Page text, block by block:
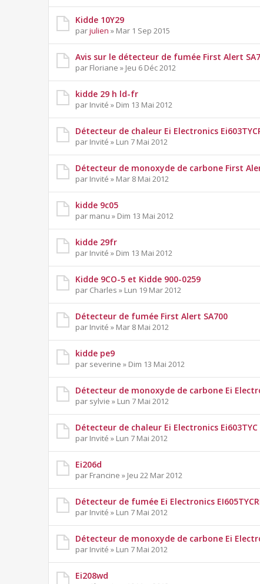
Kidde 10Y29
parjulien » Mar 1 Sep 2015
Avis sur le détecteur de fumée First Alert
par Floriane » Jeu 6 Déc 2012
kidde 29 h ld-fr
par Invité » Dim 13 Mai 2012
Détecteur de chaleur Ei Electronics
par Invité » Lun 7 Mai 2012
Détecteur de monoxyde de carbone First
par Invité » Mar 8 Mai 2012
kidde 9c05
par manu » Dim 13 Mai 2012
kidde 29fr
par Invité » Dim 13 Mai 2012
Kidde 9CO-5 et Kidde 900-0259
par Charles » Lun 19 Mar 2012
Détecteur de fumée First Alert SA700
par Invité » Mar 8 Mai 2012
kidde pe9
par severine » Dim 13 Mai 2012
Détecteur de monoxyde de carbone Ei
par sylvie » Lun 7 Mai 2012
Détecteur de chaleur Ei Electronics Ei603TYC
par Invité » Lun 7 Mai 2012
Ei206d
par Francine » Jeu 22 Mar 2012
Détecteur de fumée Ei Electronics
par Invité » Lun 7 Mai 2012
Détecteur de monoxyde de carbone Ei
par Invité » Lun 7 Mai 2012
Ei208wd